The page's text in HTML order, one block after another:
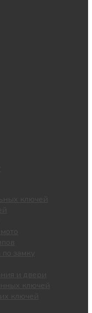
ключей
замку
и двери
ключей
ключей